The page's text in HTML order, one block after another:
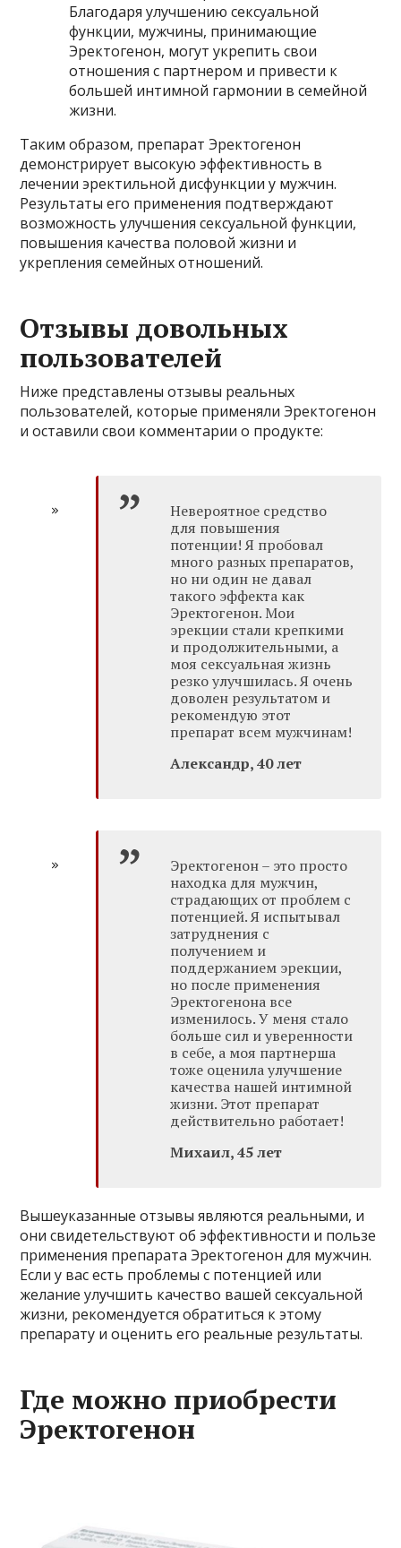
Благодаря улучшению сексуальной
функции, мужчины, принимающие
Эректогенон, могут укрепить свои
отношения с партнером и привести к
большей интимной гармонии в семейной
жизни.
Таким образом, препарат Эректогенон
демонстрирует высокую эффективность в
лечении эректильной дисфункции у мужчин.
Результаты его применения подтверждают
возможность улучшения сексуальной функции,
повышения качества половой жизни и
укрепления семейных отношений.
Отзывы довольных
пользователей
Ниже представлены отзывы реальных
пользователей, которые применяли Эректогенон
и оставили свои комментарии о продукте:
Невероятное средство
для повышения
потенции! Я пробовал
много разных препаратов,
но ни один не давал
такого эффекта как
Эректогенон. Мои
эрекции стали крепкими
и продолжительными, а
моя сексуальная жизнь
резко улучшилась. Я очень
доволен результатом и
рекомендую этот
препарат всем мужчинам!
Александр, 40 лет
Эректогенон – это просто
находка для мужчин,
страдающих от проблем с
потенцией. Я испытывал
затруднения с
получением и
поддержанием эрекции,
но после применения
Эректогенона все
изменилось. У меня стало
больше сил и уверенности
в себе, а моя партнерша
тоже оценила улучшение
качества нашей интимной
жизни. Этот препарат
действительно работает!
Михаил, 45 лет
Вышеуказанные отзывы являются реальными, и
они свидетельствуют об эффективности и пользе
применения препарата Эректогенон для мужчин.
Если у вас есть проблемы с потенцией или
желание улучшить качество вашей сексуальной
жизни, рекомендуется обратиться к этому
препарату и оценить его реальные результаты.
Где можно приобрести
Эректогенон